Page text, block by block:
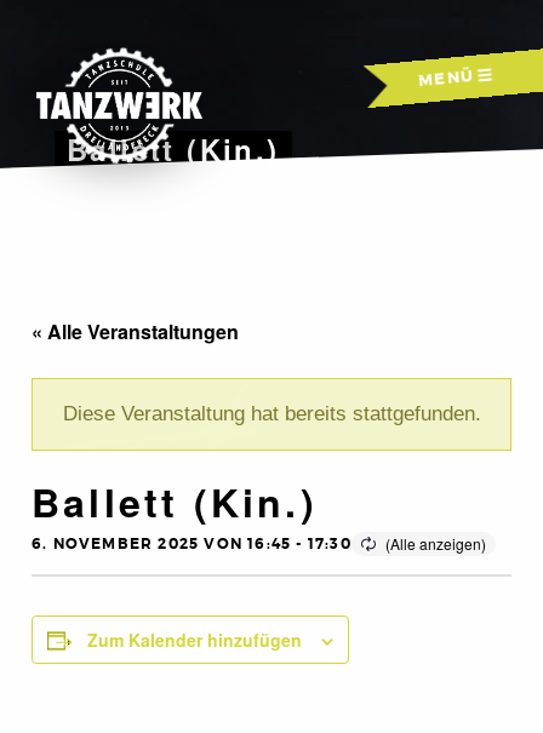
MENÜ
Ballett (Kin.)
« Alle Veranstaltungen
Diese Veranstaltung hat bereits stattgefunden.
Ballett (Kin.)
6. NOVEMBER 2025 VON 16:45 - 17:30
Zum Kalender hinzufügen